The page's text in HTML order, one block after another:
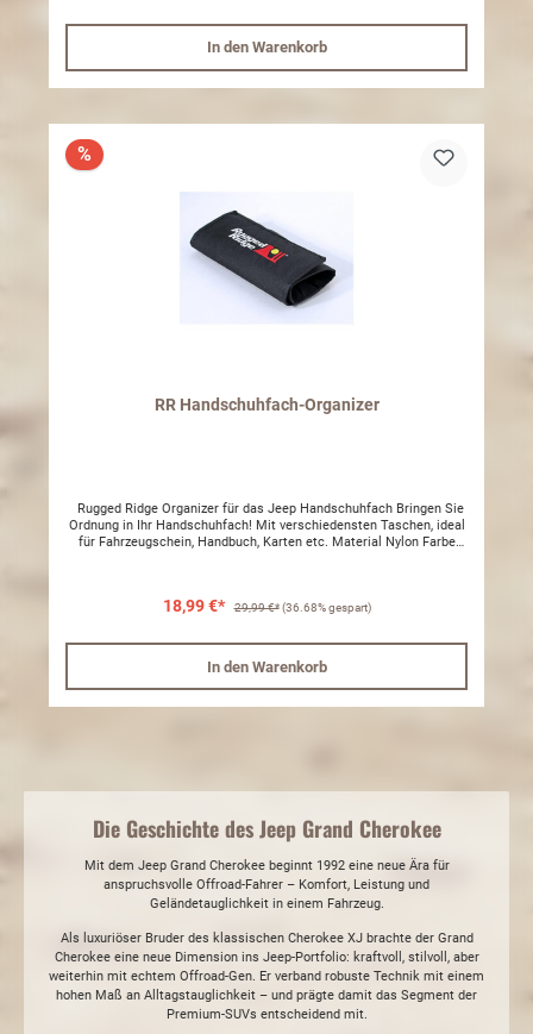
In den Warenkorb
%
RR Handschuhfach-Organizer
Rugged Ridge Organizer für das Jeep Handschuhfach Bringen Sie
Ordnung in Ihr Handschuhfach! Mit verschiedensten Taschen, ideal
für Fahrzeugschein, Handbuch, Karten etc. Material Nylon Farbe
18,99 €* 29,99 €* (36.68% gespart)
In den Warenkorb
Die Geschichte des Jeep Grand Cherokee
Mit dem Jeep Grand Cherokee beginnt 1992 eine neue Ära für
anspruchsvolle Offroad-Fahrer – Komfort, Leistung und
Geländetauglichkeit in einem Fahrzeug.
Als luxuriöser Bruder des klassischen Cherokee XJ brachte der Grand
Cherokee eine neue Dimension ins Jeep-Portfolio: kraftvoll, stilvoll, aber
weiterhin mit echtem Offroad-Gen. Er verband robuste Technik mit einem
hohen Maß an Alltagstauglichkeit – und prägte damit das Segment der
Premium-SUVs entscheidend mit.